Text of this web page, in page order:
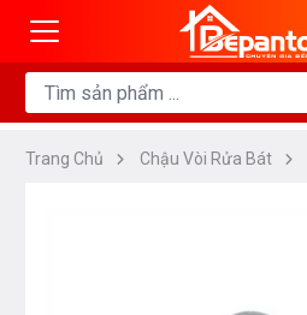
Trang Chủ Chậu Vòi Rửa Bát